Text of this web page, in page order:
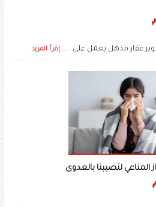
عقار مذهل يعمل على ..... إقرأ المزيد
المناعي لتصيبنا بالعدوى